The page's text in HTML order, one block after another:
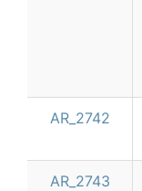
AR_2742
AR_2743